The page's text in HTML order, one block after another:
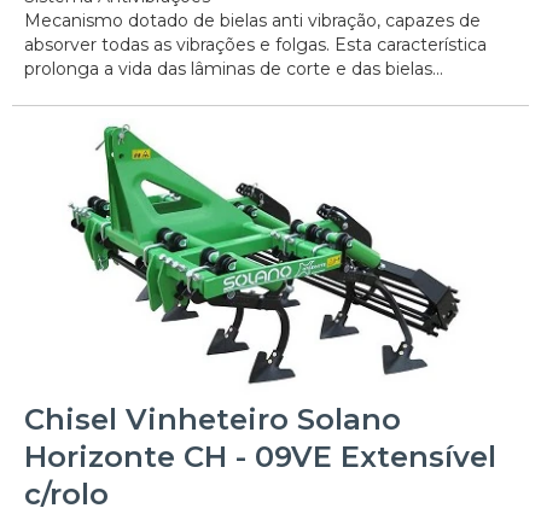
Mecanismo dotado de bielas anti vibração, capazes de
absorver todas as vibrações e folgas. Esta característica
prolonga a vida das lâminas de corte e das bielas...
Chisel Vinheteiro Solano
Horizonte CH - 09VE Extensível
c/rolo